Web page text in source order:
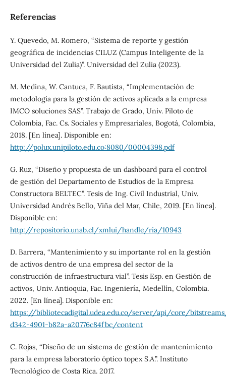
Referencias
Y. Quevedo, M. Romero, “Sistema de reporte y gestión
geográfica de incidencias CILUZ (Campus Inteligente de la
Universidad del Zulia)”. Universidad del Zulia (2023).
M. Medina, W. Cantuca, F. Bautista, “Implementación de
metodología para la gestión de activos aplicada a la empresa
IMCO soluciones SAS”. Trabajo de Grado, Univ. Piloto de
Colombia, Fac. Cs. Sociales y Empresariales, Bogotá, Colombia,
2018. [En línea]. Disponible en:
http://polux.unipiloto.edu.co:8080/00004398.pdf
G. Ruz, “Diseño y propuesta de un dashboard para el control
de gestión del Departamento de Estudios de la Empresa
Constructora BELTEC”. Tesis de Ing. Civil Industrial, Univ.
Universidad Andrés Bello, Viña del Mar, Chile, 2019. [En línea].
Disponible en:
http://repositorio.unab.cl/xmlui/handle/ria/10943
D. Barrera, “Mantenimiento y su importante rol en la gestión
de activos dentro de una empresa del sector de la
construcción de infraestructura vial”. Tesis Esp. en Gestión de
activos, Univ. Antioquia, Fac. Ingeniería, Medellín, Colombia.
2022. [En línea]. Disponible en:
https://bibliotecadigital.udea.edu.co/server/api/core/
d342-4901-b82a-a20776c84fbc/content
C. Rojas, “Diseño de un sistema de gestión de mantenimiento
para la empresa laboratorio óptico topex S.A.”. Instituto
Tecnológico de Costa Rica. 2017.